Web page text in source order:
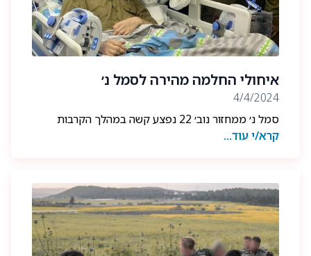
איחולי החלמה מהירה לסמל נ׳
4/4/2024
סמל נ׳ ממחזור נוב׳ 22 נפצע קשה במהלך הקרבות
ברצועת עזה, השבוע מיד לאחר המסע לסיכת הלוחם
מאחלים בריאות והחלמה מהירה גאים ואוהבים!
צילום: דו״צ
קרא/י עוד...